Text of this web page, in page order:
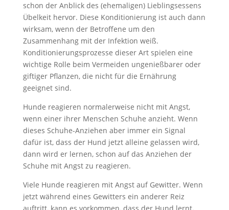
schon der Anblick des (ehemaligen) Lieblingsessens
Übelkeit hervor. Diese Konditionierung ist auch dann
wirksam, wenn der Betroffene um den
Zusammenhang mit der Infektion weiß.
Konditionierungsprozesse dieser Art spielen eine
wichtige Rolle beim Vermeiden ungenießbarer oder
giftiger Pflanzen, die nicht für die Ernährung
geeignet sind.
Hunde reagieren normalerweise nicht mit Angst,
wenn einer ihrer Menschen Schuhe anzieht. Wenn
dieses Schuhe-Anziehen aber immer ein Signal
dafür ist, dass der Hund jetzt alleine gelassen wird,
dann wird er lernen, schon auf das Anziehen der
Schuhe mit Angst zu reagieren.
Viele Hunde reagieren mit Angst auf Gewitter. Wenn
jetzt während eines Gewitters ein anderer Reiz